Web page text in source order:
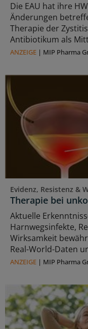
Die EAU hat ihre
Änderungen
Therapie der
Antibiotikum als
ANZEIGE | MIP Pharma
Evidenz, Resistenz &
Therapie bei
Aktuelle
Harnwegsinfekte,
Wirksamkeit
Real-World-Daten
ANZEIGE | MIP Pharma